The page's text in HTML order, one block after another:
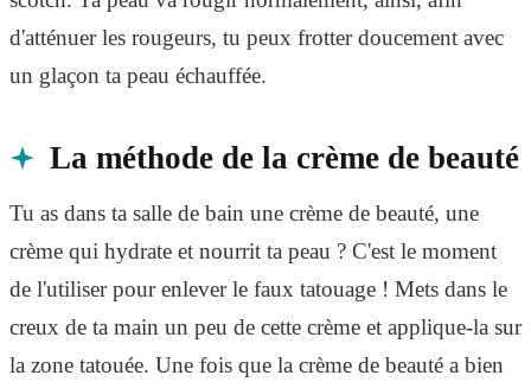
d'atténuer les rougeurs, tu peux frotter doucement avec
un glaçon ta peau échauffée.
La méthode de la crème de beauté
Tu as dans ta salle de bain une crème de beauté, une
crème qui hydrate et nourrit ta peau ? C'est le moment
de l'utiliser pour enlever le faux tatouage ! Mets dans le
creux de ta main un peu de cette crème et applique-la sur
la zone tatouée. Une fois que la crème de beauté a bien